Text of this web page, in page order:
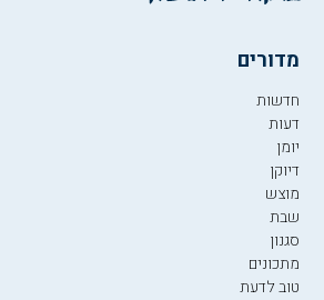
מדורים
חדשות
דעות
יומן
דיוקן
מוצש
שבת
סגנון
מתכונים
טוב לדעת